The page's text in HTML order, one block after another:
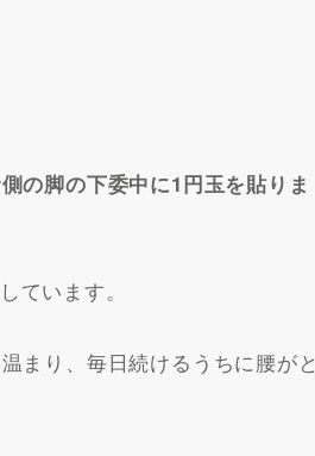
の脚の下委中に1円玉を貼りま
ています。
まり、毎日続けるうちに腰がと